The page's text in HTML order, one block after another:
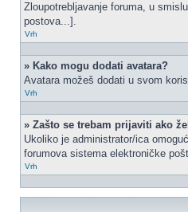
Zloupotrebljavanje foruma, u
postova...].
Vrh
» Kako mogu dodati avatara?
Avatara možeš dodati u svom
Vrh
» Zašto se trebam prijaviti ako
Ukoliko je administrator/ica
forumova sistema elektroničke
Vrh